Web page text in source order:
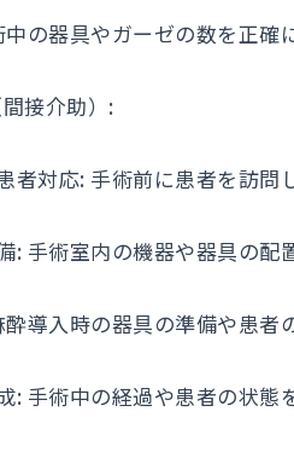
の器具やガーゼの数を正確
接介助）:
者対応: 手術前に患者を訪問
: 手術室内の機器や器具の配
導入時の器具の準備や患者
: 手術中の経過や患者の状態